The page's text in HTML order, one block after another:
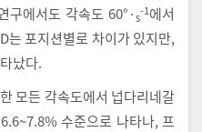
구에서도 각속도 60°·s
-1에서
는 포지션별로 차이가 있지만,
났다.
모든 각속도에서 넙다리네갈
수준으로 나타나, 프